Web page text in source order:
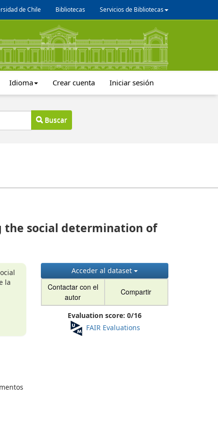
de Chile Bibliotecas Servicios de Bibliotecas
Idioma Crear cuenta Iniciar sesión
Buscar
the social determination of
la
Acceder al dataset
Contactar con el
autor
Compartir
Evaluation score: 0/16
FAIR Evaluations